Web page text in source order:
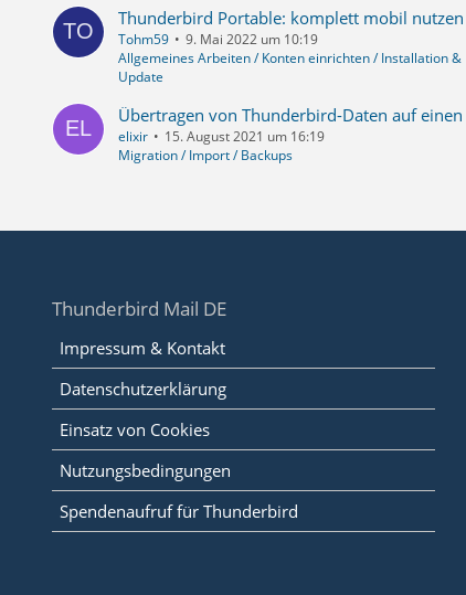
Thunderbird Portable: komplett mobil nutzen
Tohm59
9. Mai 2022 um 10:19
Allgemeines Arbeiten / Konten einrichten / Installation &
Update
elixir
15. August 2021 um 16:19
Migration / Import / Backups
Thunderbird Mail DE
Impressum & Kontakt
Datenschutzerklärung
Einsatz von Cookies
Nutzungsbedingungen
Spendenaufruf für Thunderbird